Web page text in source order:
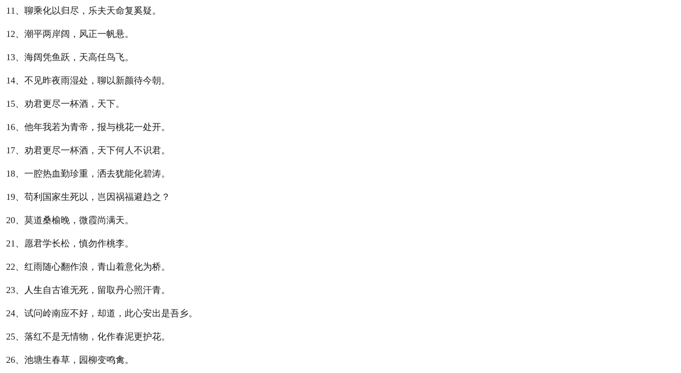
11、聊乘化以归尽，乐夫天命复奚疑。
12、潮平两岸阔，风正一帆悬。
13、海阔凭鱼跃，天高任鸟飞。
14、不见昨夜雨湿处，聊以新颜待今朝。
15、劝君更尽一杯酒，天下。
16、他年我若为青帝，报与桃花一处开。
17、劝君更尽一杯酒，天下何人不识君。
18、一腔热血勤珍重，洒去犹能化碧涛。
19、苟利国家生死以，岂因祸福避趋之？
20、莫道桑榆晚，微霞尚满天。
21、愿君学长松，慎勿作桃李。
22、红雨随心翻作浪，青山着意化为桥。
23、 人生 自古谁无死，留取丹心照汗青。
24、试问岭南应不好，却道，此心安出是吾乡。
25、落红不是无情物，化作春泥更护花。
26、池塘生春草，园柳变鸣禽。